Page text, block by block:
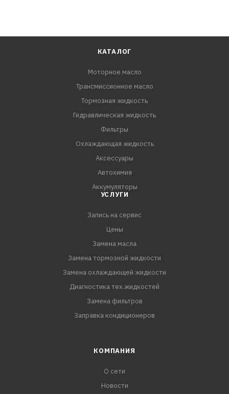
КАТАЛОГ
Моторное масло
Трансмиссионное масло
Тормозная жидкость
Гидравлическая жидкость
Фильтры
Охлаждающая жидкость
Аксессуары
Автохимия
Аккумуляторы
УСЛУГИ
Запись на сервис
Цены
Замена масла
Замена тормозной жидкости
Замена охлаждающей жидкости
Диагностика тех.жидкостей
Замена фильтров
Заправка кондиционеров
КОМПАНИЯ
О сети
Новости